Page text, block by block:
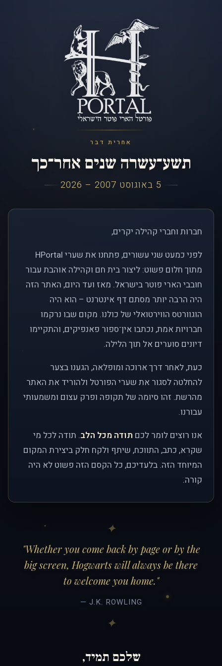
אחרית דבר
תשע־עשרה שנים אחר־כך
5 באוגוסט 2007 – 2026
חברות וחברי קהילה יקרים,
לפני כמעט שני עשורים, פתחנו את שערי HPortal
מתוך חלום פשוט: ליצור בית חם וקהילה אוהבת עבור
חובבי הארי פוטר בישראל. מאז ועד היום, האתר הזה
היה הרבה יותר מסתם דף אינטרנט – הוא היה
הוגוורטס הווירטואלי של כולנו. מקום שבו נרקמו
חברויות אמת, נכתבו אין־ספור פאנפיקים, והתקיימו
דיונים סוערים אל תוך הלילה.
כעת, לאחר דרך ארוכה ומופלאה, הגענו בצער
להחלטה לסגור את שערי הפורטל ולהוריד את האתר
מהרשת. זהו סיומה של תקופה ופרק עצום ומשמעותי
עבורנו.
אנו רוצים לומר לכם תודה מכל הלב. תודה לכל מי
שקרא, כתב, התווכח, שיתף ולקח חלק ביצירת המקום
המיוחד הזה. בלעדיכם, כל הקסם הזה פשוט לא היה
קורה.
"Whether you come back by page or by the
big screen, Hogwarts will always be there
to welcome you home."
— J.K. ROWLING
שלכם תמיד,